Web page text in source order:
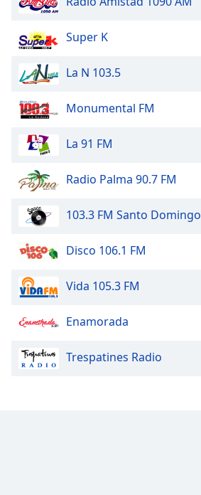
window.
Escape
cancel
and
close
window.
Text
Color
Background
Opacity
Super K
La N 103.5
Monumental FM
La 91 FM
Radio Palma 90.7 FM
103.3 FM Santo Domingo
Disco 106.1 FM
Vida 105.3 FM
Enamorada
Trespatines Radio